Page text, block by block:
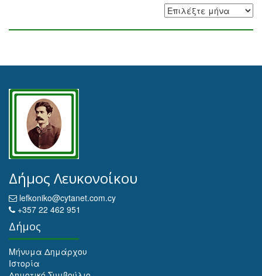
Αρχειοθέτηση
Δήμος Λευκονοίκου
lefkoniko@cytanet.com.cy
+357 22 462 951
Δήμος
Μήνυμα Δημάρχου
Ιστορία